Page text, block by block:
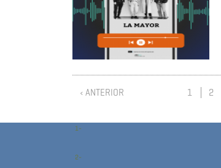
‹ ANTERIOR 1 2